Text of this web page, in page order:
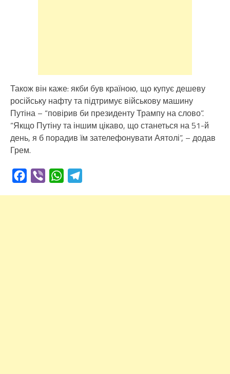
Також він каже: якби був країною, що купує дешеву
російську нафту та підтримує військову машину
Путіна – “повірив би президенту Трампу на слово”.
“Якщо Путіну та іншим цікаво, що станеться на 51-й
день, я б порадив їм зателефонувати Аятолі”, – додав
Грем.
Facebook
Viber WhatsApp